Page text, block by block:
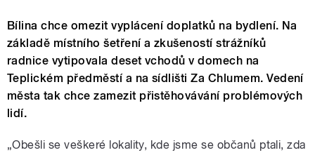
Bílina chce omezit vyplácení doplatků na bydlení. Na
základě místního šetření a zkušeností strážníků
radnice vytipovala deset vchodů v domech na
Teplickém předměstí a na sídlišti Za Chlumem. Vedení
města tak chce zamezit přistěhovávání problémových
lidí.
„Obešli se veškeré lokality, kde jsme se občanů ptali, zda